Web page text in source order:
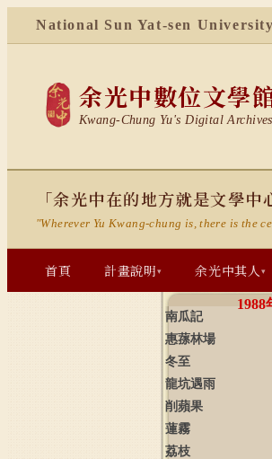
National Sun Yat-sen
余光中數位文學
Kwang-Chung Yu's Digital Archives
「余光中在的地方就是文學中
"Wherever Yu Kwang-chung is, there is the
首頁 計畫說明▾ 余光中其人▾
1988
南瓜記
惠蓀林場
冬至
龍坑遇雨
削蘋果
蓮霧
荔枝